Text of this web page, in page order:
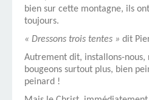
bien sur cette montagne, ils
toujours.
« Dressons trois tentes » dit
Autrement dit, installons-nous,
bougeons surtout plus, bien
peinard !